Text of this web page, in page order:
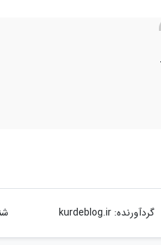
گردآورنده:kurdeblog.ir